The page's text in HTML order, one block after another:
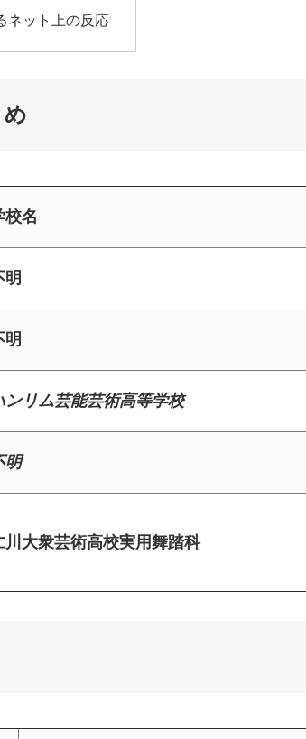
ネット上の反応
校名
明
明
ンリム芸能芸術高等学校
明
川大衆芸術高校実用舞踏科